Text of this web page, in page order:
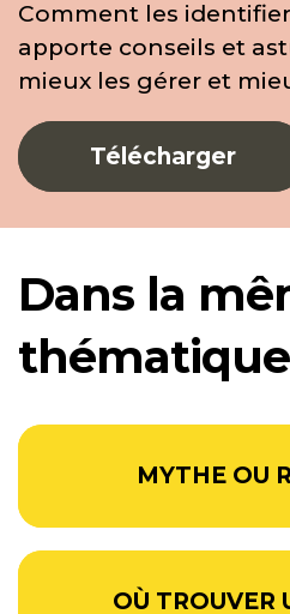
Comment les
apporte conseils et
mieux les gérer et
Télécharger
Dans la
thématique
MYTHE OU
OÙ TROUVER